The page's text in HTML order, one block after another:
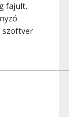
fajult,
szoftver